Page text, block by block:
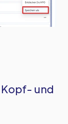
und